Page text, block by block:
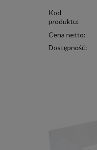
Kod
produktu:
Cena netto:
Dostępność: